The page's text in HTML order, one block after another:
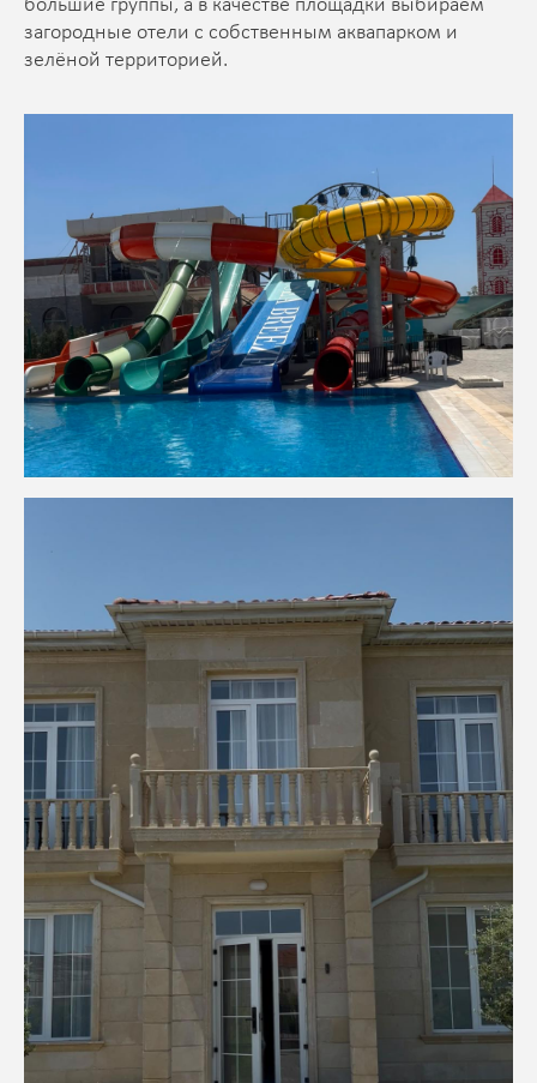
большие группы, а в качестве площадки выбираем
загородные отели с собственным аквапарком и
зелёной территорией.